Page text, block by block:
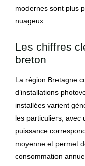
modernes sont plus
nuageux
Les chiffres
breton
La région Bretagne
d’installations
installées varient
les particuliers, avec
puissance
moyenne et permet
consommation